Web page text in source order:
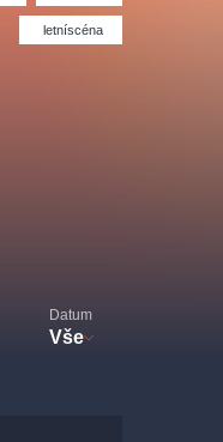
letníscéna
Datum
Vše
Filmový orchestr Praha
(FOP)